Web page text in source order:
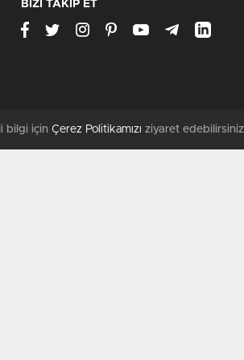
BİZİ TAKİP ET
bilgi için Çerez Politikamızı ziyaret